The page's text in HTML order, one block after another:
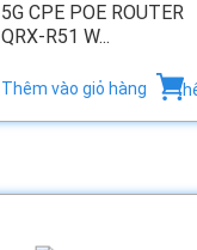
5G CPE POE ROUTER
QRX-R51 W...
Thêm vào giỏ hàng